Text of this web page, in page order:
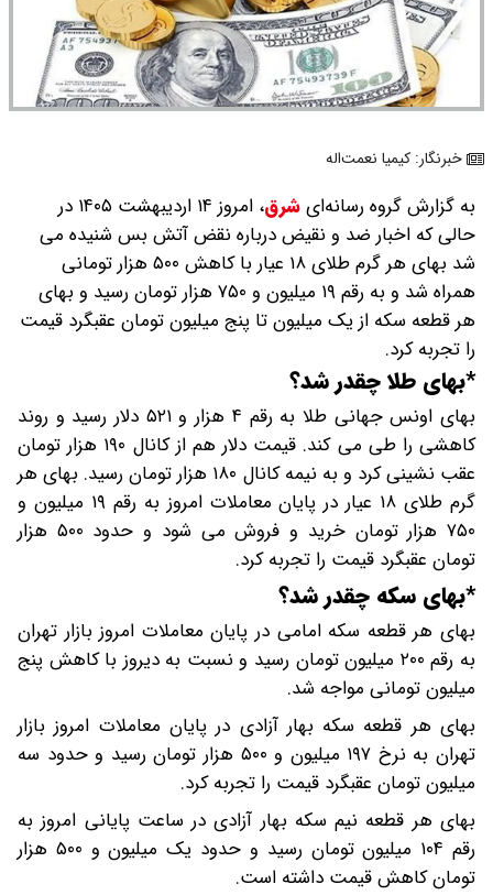
خبرنگار: کیمیا نعمت‌اله
به گزارش گروه رسانه‌ایشرق،
امروز ۱۴ اردیبهشت ۱۴۰۵ در
حالی که اخبار ضد و نقیض درباره نقض آتش بس شنیده می
شد بهای هر گرم طلای ۱۸ عیار با کاهش ۵۰۰ هزار تومانی
همراه شد و به رقم ۱۹ میلیون و ۷۵۰ هزار تومان رسید و بهای
هر قطعه سکه از یک میلیون تا پنج میلیون تومان عقبگرد قیمت
را تجربه کرد.
*بهای طلا چقدر شد؟
بهای اونس جهانی طلا به رقم ۴ هزار و ۵۲۱ دلار رسید و روند
کاهشی را طی می کند. قیمت دلار هم از کانال ۱۹۰ هزار تومان
عقب نشینی کرد و به نیمه کانال ۱۸۰ هزار تومان رسید. بهای هر
گرم طلای ۱۸ عیار در پایان معاملات امروز به رقم ۱۹ میلیون و
۷۵۰ هزار تومان خرید و فروش می شود و حدود ۵۰۰ هزار
تومان عقبگرد قیمت را تجربه کرد.
*بهای سکه چقدر شد؟
بهای هر قطعه سکه امامی در پایان معاملات امروز بازار تهران
به رقم ۲۰۰ میلیون تومان رسید و نسبت به دیروز با کاهش پنج
میلیون تومانی مواجه شد.
بهای هر قطعه سکه بهار آزادی در پایان معاملات امروز بازار
تهران به نرخ ۱۹۷ میلیون و ۵۰۰ هزار تومان رسید و حدود سه
میلیون تومان عقبگرد قیمت را تجربه کرد.
بهای هر قطعه نیم سکه بهار آزادی در ساعت پایانی امروز به
رقم ۱۰۴ میلیون تومان رسید و حدود یک میلیون و ۵۰۰ هزار
تومان کاهش قیمت داشته است.